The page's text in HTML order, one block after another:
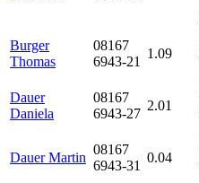
Burger
Thomas
08167
6943-21
1.09
Dauer
Daniela
08167
6943-27
2.01
Dauer Martin
08167
6943-31
0.04